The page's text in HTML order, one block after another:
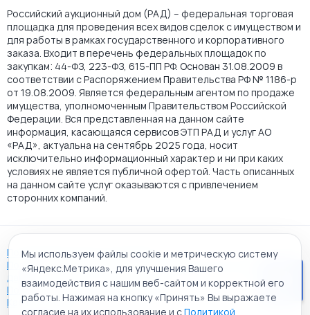
Российский аукционный дом (РАД) – федеральная торговая
площадка для проведения всех видов сделок с имуществом и
для работы в рамках государственного и корпоративного
заказа. Входит в перечень федеральных площадок по
закупкам: 44-ФЗ, 223-ФЗ, 615-ПП РФ. Основан 31.08.2009 в
соответствии с Распоряжением Правительства РФ № 1186-р
от 19.08.2009. Является федеральным агентом по продаже
имущества, уполномоченным Правительством Российской
Федерации. Вся представленная на данном сайте
информация, касающаяся сервисов ЭТП РАД и услуг АО
«РАД», актуальна на сентябрь 2025 года, носит
исключительно информационный характер и ни при каких
условиях не является публичной офертой. Часть описанных
на данном сайте услуг оказываются с привлечением
сторонних компаний.
Пользовательское соглашение
Политика АО "РАД" в отношении обработки персональных
данных
Политика обработки файлов cookie
Карта сайта
Мы используем файлы cookie и метрическую систему
«Яндекс.Метрика», для улучшения Вашего
взаимодействия с нашим веб-сайтом и корректной его
работы. Нажимая на кнопку «Принять» Вы выражаете
согласие на их использование и сПолитикой